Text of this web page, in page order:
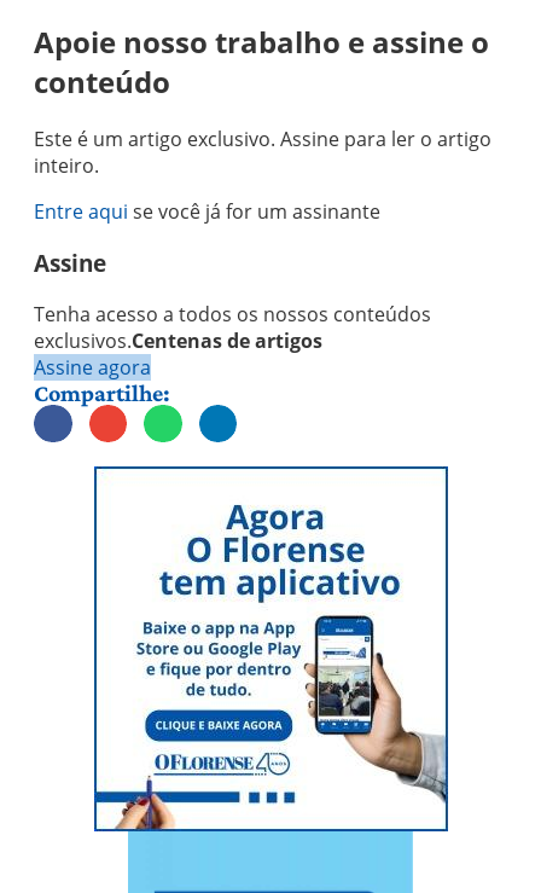
Apoie nosso trabalho e assine o
conteúdo
Este é um artigo exclusivo. Assine para ler o artigo
inteiro.
Entre aqui se você já for um assinante
Assine
Tenha acesso a todos os nossos conteúdos
exclusivos.Centenas de artigos
Assine agora
Compartilhe: